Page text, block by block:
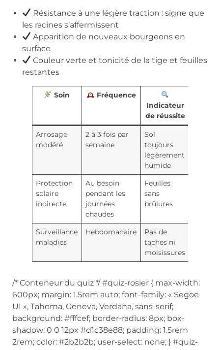
Résistance à une légère traction : signe que
les racines s’affermissent
Apparition de nouveaux bourgeons en
surface
Couleur verte et tonicité de la tige et feuilles
restantes
Soin
Fréquence
Indicateur
de réussite
Arrosage
modéré
2 à 3 fois par
semaine
Sol
toujours
légèrement
humide
Protection
solaire
indirecte
Au besoin
pendant les
journées
chaudes
Feuilles
sans
brûlures
Surveillance
maladies
Hebdomadaire
Pas de
taches ni
moisissures
/* Conteneur du quiz */ #quiz-rosier { max-width:
600px; margin: 1.5rem auto; font-family: « Segoe
UI », Tahoma, Geneva, Verdana, sans-serif;
background: #fffcef; border-radius: 8px; box-
shadow: 0 0 12px #d1c38e88; padding: 1.5rem
2rem; color: #2b2b2b; user-select: none; } #quiz-